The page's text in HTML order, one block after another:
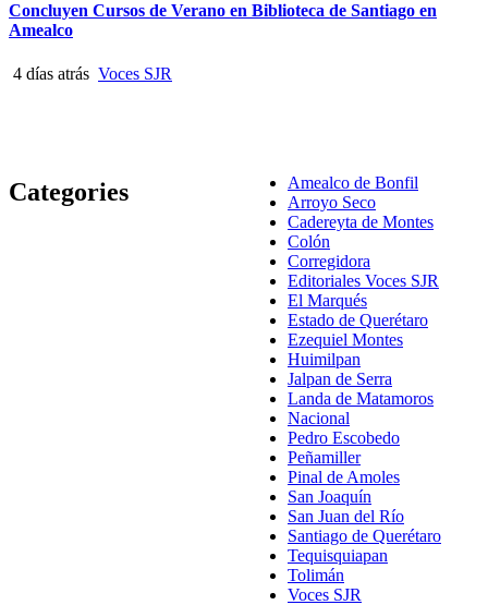
Concluyen Cursos de Verano en Biblioteca de Santiago en
Amealco
4 días atrás Voces SJR
Categories
Amealco de Bonfil
Arroyo Seco
Cadereyta de Montes
Colón
Corregidora
Editoriales Voces SJR
El Marqués
Estado de Querétaro
Ezequiel Montes
Huimilpan
Jalpan de Serra
Landa de Matamoros
Nacional
Pedro Escobedo
Peñamiller
Pinal de Amoles
San Joaquín
San Juan del Río
Santiago de Querétaro
Tequisquiapan
Tolimán
Voces SJR